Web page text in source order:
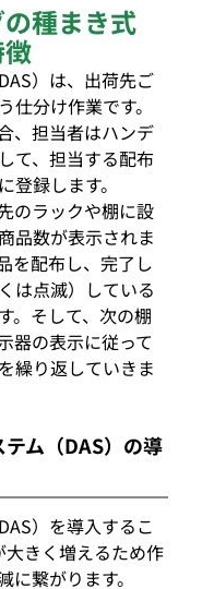
種まき式
徴
）は、出荷先ご
仕分け作業です。
、担当者はハンデ
て、担当する配布
録します。
のラックや棚に設
品数が表示されま
を配布し、完了し
は点滅）している
。そして、次の棚
器の表示に従って
繰り返していきま
ム（DAS）の導
）を導入するこ
大きく増えるため作
繋がります。